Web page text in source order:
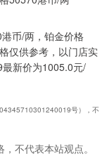
币/两，铂金价格
仅供参考，以门店实
新价为1005.0元/
号），不
不代表本站观点。